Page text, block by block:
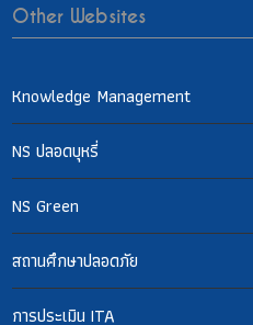
Other Websites
Knowledge Management
NS ปลอดบุหรี่
NS Green
สถานศึกษาปลอดภัย
การประเมิน ITA